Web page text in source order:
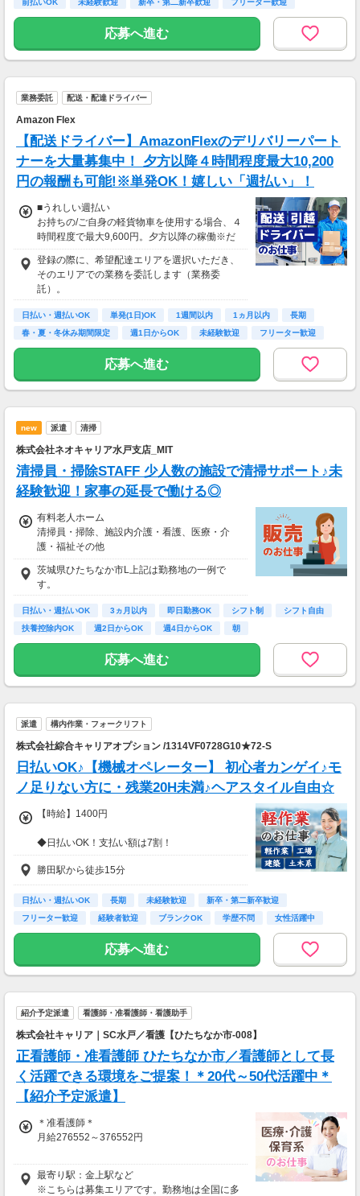
前払いOK 未経験歓迎 新卒・第二新卒歓迎 フリーター歓迎
応募へ進む
業務委託 配送・配達ドライバー
Amazon Flex
【配送ドライバー】AmazonFlexのデリバリーパート
ナーを大量募集中！ 夕方以降４時間程度最大10,200
円の報酬も可能!※単発OK！嬉しい「週払い」！
■うれしい週払い
お持ちの/ご自身の軽貨物車を使用する場合、４
時間程度で最大9,600円。夕方以降の稼働※だ
と４時間程度で最大10,200円の報酬が獲得可
能！給与ではなく、委託業務に応じた報酬をお
支払いする業務委託のお仕事です。うれしい週
払い。
※関東圏4-6月に１8時以降稼働した場合を想
定。地域により異なります
※報酬は規約にしたがい配達完了の15日後に支
払いますが、可能な場合は、より早く、週払い
で前週稼働分をお支払いします。
登録の際に、希望配達エリアを選択いただき、
そのエリアでの業務を委託します（業務委
登録の際に、希望配達エリアを選択いただき、
そのエリアでの業務を委託します（業務委
託）。
日払い・週払いOK 単発(1日)OK 1週間以内 1ヵ月以内
長期
春・夏・冬休み期間限定
週1日からOK 未経験歓迎 フリーター歓迎
応募へ進む
new 派遣 清掃
株式会社ネオキャリア水戸支店_MIT
清掃員・掃除STAFF 少人数の施設で清掃サポート♪未
経験歓迎！家事の延長で働ける◎
有料老人ホーム
清掃員・掃除、施設内介護・看護、医療・介
護・福祉その他
時給1,500円
【経験・お持ちの資格によって異なります】
■未経験の方（無資格）：時給1500円～
■未経験の方（有資格）：時給1500円～
■経験者（有資格）：時給1650円～
茨城県ひたちなか市L上記は勤務地の一例で
す。
日払い・週払いOK 3ヵ月以内 即日勤務OK シフト制
シフト自由
扶養控除内OK
週2日からOK 週4日からOK 朝
応募へ進む
派遣 構内作業・フォークリフト
株式会社綜合キャリアオプション /1314VF0728G10★72-S
日払いOK♪【機械オペレーター】 初心者カンゲイ♪モ
ノ足りない方に・残業20H未満♪ヘアスタイル自由☆
【時給】1400円
◆日払いOK！支払い額は7割！
※規定・支払い条件有
勝田駅から徒歩15分
日払い・週払いOK 長期 未経験歓迎
新卒・第二新卒歓迎
フリーター歓迎
経験者歓迎 ブランクOK 学歴不問 女性活躍中
応募へ進む
紹介予定派遣 看護師・准看護師・看護助手
株式会社キャリア｜SC水戸／看護【ひたちなか市-008】
正看護師・准看護師 ひたちなか市／看護師として長
く活躍できる環境をご提案！＊20代～50代活躍中＊
【紹介予定派遣】
＊准看護師＊
月給276552～376552円
＊正看護師＊
月給291108～391108円
最寄り駅：金上駅など
※こちらは募集エリアです。勤務地は全国に多